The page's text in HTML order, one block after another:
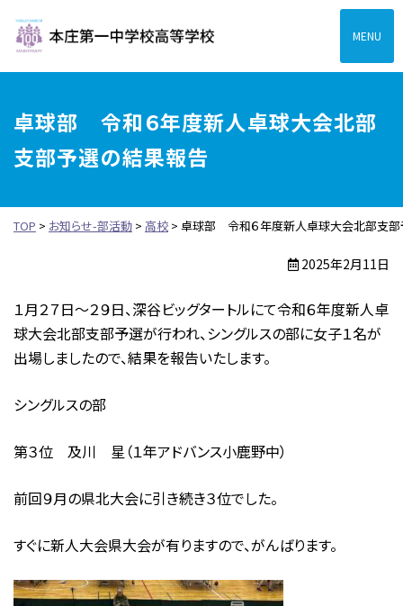
本庄第一高等学校中高一
卓球部 令和６年度新人卓球大会北部
支部予選の結果報告
TOP > お知らせ-部活動 > 高校 > 卓球部 令和６年度新人卓球大会北部支
2025年2月11日
１月２７日～２９日、深谷ビッグタートルにて令和６年度新人卓
球大会北部支部予選が行われ、シングルスの部に女子１名が
出場しましたので、結果を報告いたします。
シングルスの部
第３位 及川 星（１年アドバンス小鹿野中）
前回９月の県北大会に引き続き３位でした。
すぐに新人大会県大会が有りますので、がんばります。